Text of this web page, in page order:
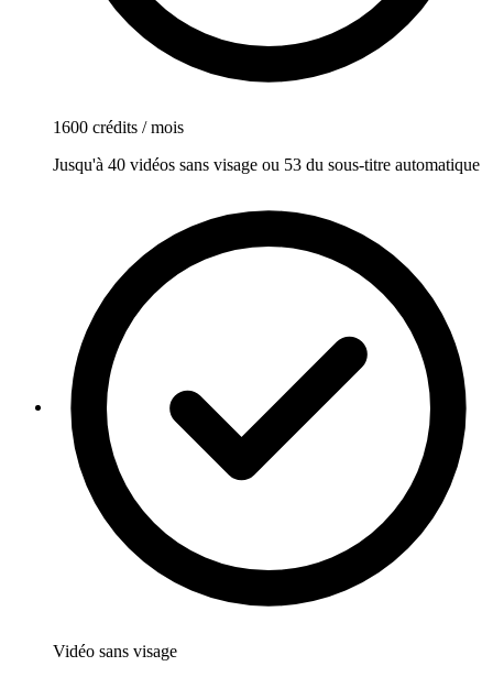
1600 crédits / mois
Jusqu'à 40 vidéos sans visage ou 53 du sous-titre automatique
Vidéo sans visage